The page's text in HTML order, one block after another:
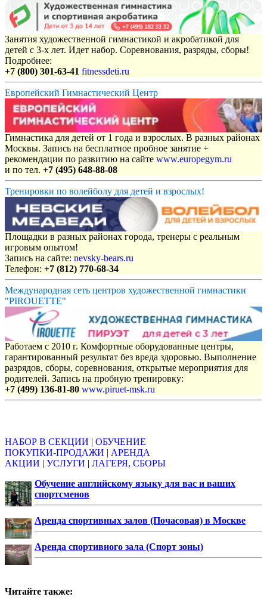
Занятия художественной гимнастикой и акробатикой для
детей с 3-х лет. Идет набор. Соревнования, разряды, сборы!
Подробнее:
+7 (800) 301-63-41 fitnessdeti.ru
Европейский Гимнастический Центр
Гимнастика для детей от 1 года и взрослых. В разных районах
Москвы. Запись на бесплатное пробное занятие +
рекомендации по развитию на сайте www.europegym.ru
и по тел. +7 (495) 648-88-08
Тренировки по волейболу для детей и взрослых!
Площадки в разных районах города, тренеры с реальным
игровым опытом!
Запись на сайте: nevsky-bears.ru
Телефон: +7 (812) 770-68-34
Международная сеть центров художественной гимнастики
"PIROUETTE"
Работаем с 2010 г. Комфортные оборудованные центры,
гарантированный результат без вреда здоровью. Выполнение
разрядов, сборы, соревнования, открытые мероприятия для
родителей. Запись на пробную тренировку:
+7 (499) 136-81-80 www.piruet-msk.ru
НАБОР В СЕКЦИИ | ОБУЧЕНИЕ
ПОКУПКИ-ПРОДАЖИ | АРЕНДА
АКЦИИ | УСЛУГИ | ЛАГЕРЯ, СБОРЫ
Обучение английскому языку для вас и ваших
спортсменов
Аренда спортивных залов (Почасовая) в Москве
Аренда спортивного зала (Спорт зоны)
Читайте также: